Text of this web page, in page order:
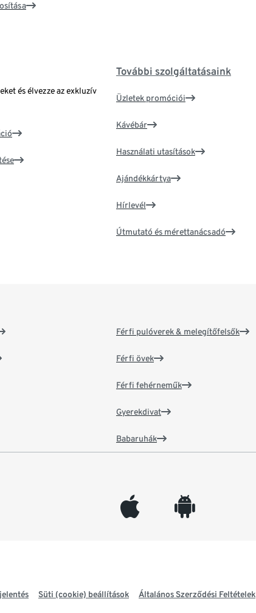
és élvezze az exkluzív
További szolgáltatásaink
Üzletek promóciói
Kávébár
Használati utasítások
Ajándékkártya
Hírlevél
Útmutató és mérettanácsadó
Férfi pulóverek & melegítőfelsők
Férfi övek
Férfi fehérneműk
Gyerekdivat
Babaruhák
appleinc android
Süti (cookie) beállítások Általános Szerződési Feltételek